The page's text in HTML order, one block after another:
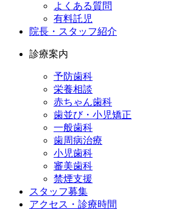
よくある質問
有料託児
院長・スタッフ紹介
診療案内
予防歯科
栄養相談
赤ちゃん歯科
歯並び・小児矯正
一般歯科
歯周病治療
小児歯科
審美歯科
禁煙支援
スタッフ募集
アクセス・診療時間